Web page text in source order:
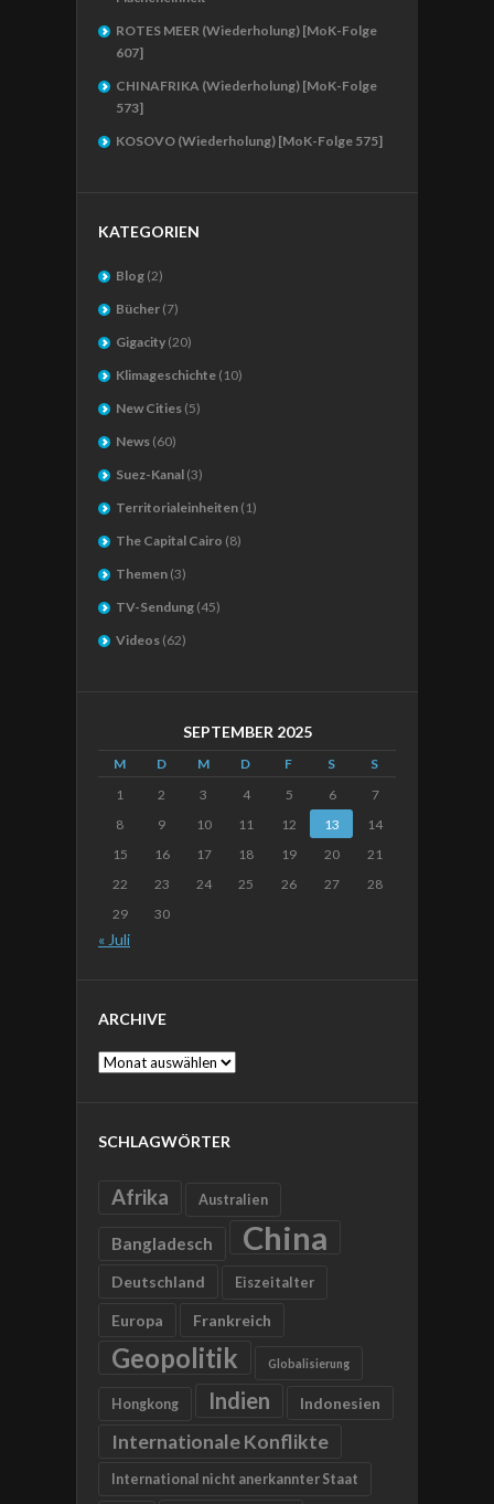
ROTES MEER (Wiederholung) [MoK-Folge
607]
CHINAFRIKA (Wiederholung) [MoK-Folge
573]
KOSOVO (Wiederholung) [MoK-Folge 575]
KATEGORIEN
Blog (2)
Bücher (7)
Gigacity (20)
Klimageschichte (10)
New Cities (5)
News (60)
Suez-Kanal (3)
Territorialeinheiten (1)
The Capital Cairo (8)
Themen (3)
TV-Sendung (45)
Videos (62)
SEPTEMBER 2025
M D M D F S
S
1
2 3 4 5 6
7
8
9 10 11 12 13
14
15
16 17 18 19 20
21
22
23 24 25 26 27
28
29
30
« Juli
ARCHIVE
Archive
SCHLAGWÖRTER
Afrika Australien
Bangladesch China
Deutschland Eiszeitalter
Europa Frankreich
Geopolitik Globalisierung
Hongkong Indien Indonesien
Internationale Konflikte
International nicht anerkannter Staat